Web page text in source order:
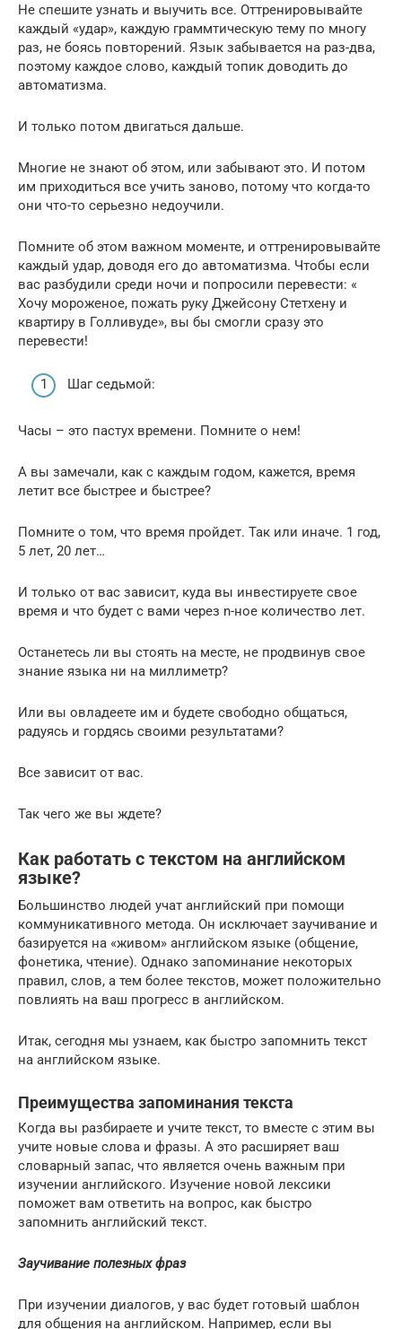
Не спешите узнать и выучить все. Оттренировывайте
каждый «удар», каждую граммтическую тему по многу
раз, не боясь повторений. Язык забывается на раз-два,
поэтому каждое слово, каждый топик доводить до
автоматизма.
И только потом двигаться дальше.
Многие не знают об этом, или забывают это. И потом
им приходиться все учить заново, потому что когда-то
они что-то серьезно недоучили.
Помните об этом важном моменте, и оттренировывайте
каждый удар, доводя его до автоматизма. Чтобы если
вас разбудили среди ночи и попросили перевести: «
Хочу мороженое, пожать руку Джейсону Стетхену и
квартиру в Голливуде», вы бы смогли сразу это
перевести!
Шаг седьмой:
Часы – это пастух времени. Помните о нем!
А вы замечали, как с каждым годом, кажется, время
летит все быстрее и быстрее?
Помните о том, что время пройдет. Так или иначе. 1 год,
5 лет, 20 лет…
И только от вас зависит, куда вы инвестируете свое
время и что будет с вами через n-ное количество лет.
Останетесь ли вы стоять на месте, не продвинув свое
знание языка ни на миллиметр?
Или вы овладеете им и будете свободно общаться,
радуясь и гордясь своими результатами?
Все зависит от вас.
Так чего же вы ждете?
Как работать с текстом на английском
языке?
Большинство людей учат английский при помощи
коммуникативного метода. Он исключает заучивание и
базируется на «живом» английском языке (общение,
фонетика, чтение). Однако запоминание некоторых
правил, слов, а тем более текстов, может положительно
повлиять на ваш прогресс в английском.
Итак, сегодня мы узнаем, как быстро запомнить текст
на английском языке.
Преимущества запоминания текста
Когда вы разбираете и учите текст, то вместе с этим вы
учите новые слова и фразы. А это расширяет ваш
словарный запас, что является очень важным при
изучении английского. Изучение новой лексики
поможет вам ответить на вопрос, как быстро
запомнить английский текст.
Заучивание полезных фраз
При изучении диалогов, у вас будет готовый шаблон
для общения на английском. Например, если вы